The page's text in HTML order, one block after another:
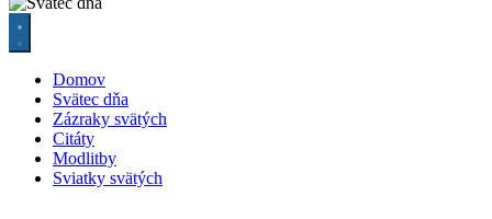
Domov
Svätec dňa
Zázraky svätých
Citáty
Modlitby
Sviatky svätých